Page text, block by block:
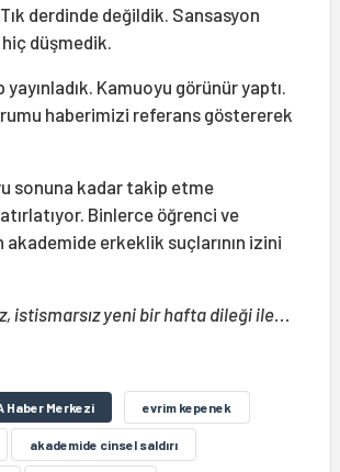
derdinde değildik. Sansasyon
düşmedik.
yayınladık. Kamuoyu görünür yaptı.
haberimizi referans göstererek
sonuna kadar takip etme
Binlerce öğrenci ve
akademide erkeklik suçlarının izini
istismarsız yeni bir hafta dileği ile...
Haber Merkezi evrim kepenek
akademide cinsel saldırı